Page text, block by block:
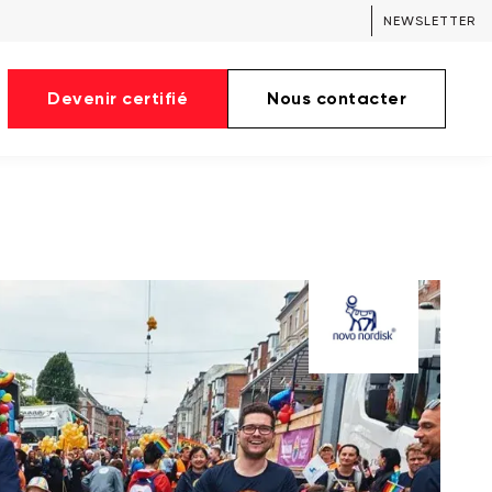
NEWSLETTER
Devenir certifié Nous contacter